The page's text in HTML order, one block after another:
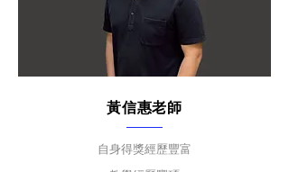
​黃信惠老師
自身得獎經歷豐富